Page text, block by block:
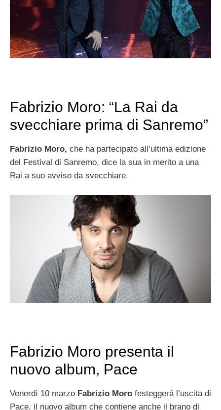
Fabrizio Moro: “La Rai da
svecchiare prima di Sanremo”
Fabrizio Moro, che ha partecipato all’ultima edizione
del Festival di Sanremo, dice la sua in merito a una
Rai a suo avviso da svecchiare.
Fabrizio Moro presenta il
nuovo album, Pace
Venerdì 10 marzo Fabrizio Moro festeggerà l’uscita di
Pace, il nuovo album che contiene anche il brano di